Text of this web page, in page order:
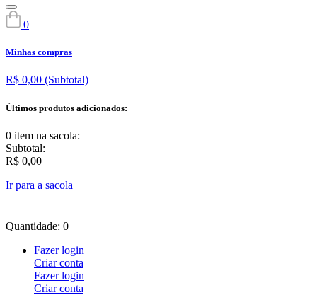
0
Minhas compras
R$ 0,00 (Subtotal)
Últimos produtos adicionados:
0 item na sacola:
Subtotal:
R$ 0,00
Ir para a sacola
Quantidade: 0
Fazer login
Criar conta
Fazer login
Criar conta